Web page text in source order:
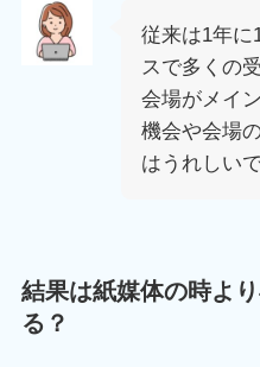
従来は1年に
スで多くの
会場がメイ
機会や会場
はうれしいで
結果は紙媒体の時よ
る？